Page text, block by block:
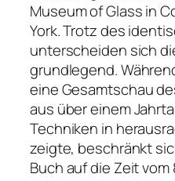
Museum of Glass in
York. Trotz des
unterscheiden sich
grundlegend.
eine Gesamtschau
aus über einem
Techniken in
zeigte, beschränkt
Buch auf die Zeit vom